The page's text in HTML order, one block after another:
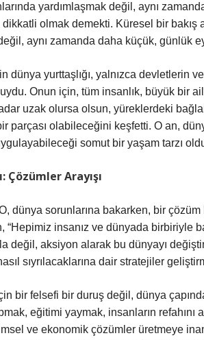
yardımlaşmak değil, aynı
olmak demekti. Küresel bir bakış
aynı zamanda daha küçük, günlük
dünya yurttaşlığı, yalnızca devletlerin
Onun için, tüm insanlık, büyük bir
uzak olursa olsun, yüreklerdeki
parçası olabileceğini keşfetti. O an,
somut bir yaşam tarzı
Çözümler Arayışı
dünya sorunlarına bakarken, bir
“Hepimiz insanız ve dünyada birbiriyle
değil, aksiyon alarak bu dünyayı
sıyrılacaklarına dair stratejiler
bir felsefi bir duruş değil, dünya
eğitimi yaymak, insanların refahını
ve ekonomik çözümler üretmeye